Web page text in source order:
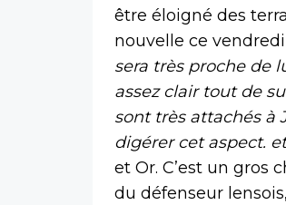
être éloigné des
nouvelle ce
sera très proche de
assez clair tout de
sont très attachés à
digérer cet aspect.
et Or. C’est un gros
du défenseur